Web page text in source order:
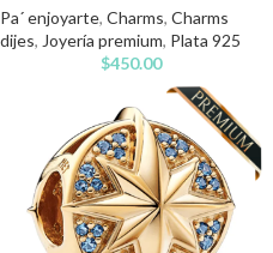
Pa´ enjoyarte, Charms, Charms
dijes, Joyería premium, Plata 925
$450.00